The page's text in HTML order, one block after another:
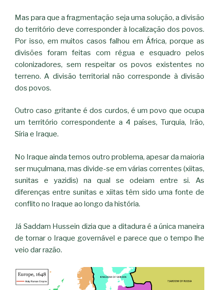
Mas para que a fragmentação seja uma solução, a divisão
do território deve corresponder à localização dos povos.
Por isso, em muitos casos falhou em África, porque as
divisões foram feitas com régua e esquadro pelos
colonizadores, sem respeitar os povos existentes no
terreno. A divisão territorial não corresponde à divisão
dos povos.
Outro caso gritante é dos curdos, é um povo que ocupa
um território correspondente a 4 países, Turquia, Irão,
Síria e Iraque.
No Iraque ainda temos outro problema, apesar da maioria
ser muçulmana, mas divide-se em várias correntes (xiitas,
sunitas e yazidis) na qual se odeiam entre si. As
diferenças entre sunitas e xiitas têm sido uma fonte de
conflito no Iraque ao longo da história.
Já Saddam Hussein dizia que a ditadura é a única maneira
de tornar o Iraque governável e parece que o tempo lhe
veio dar razão.